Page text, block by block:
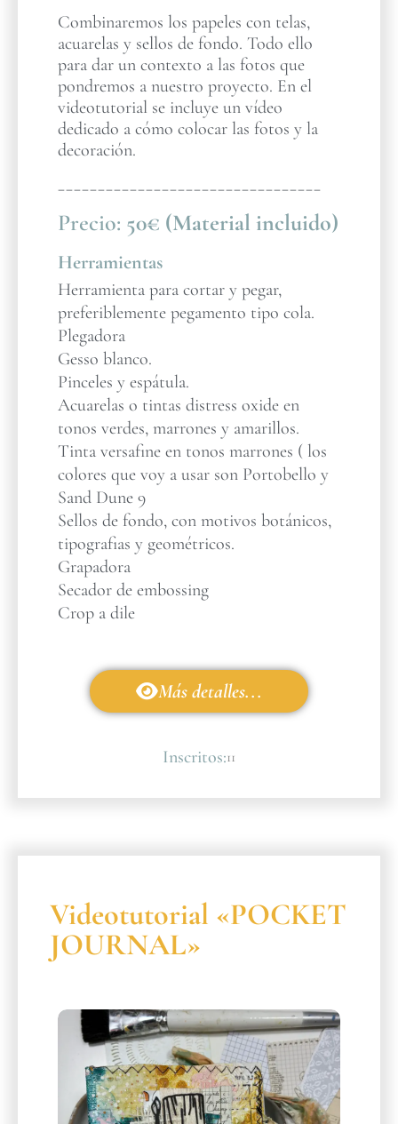
Combinaremos los papeles con telas,
acuarelas y sellos de fondo. Todo ello
para dar un contexto a las fotos que
pondremos a nuestro proyecto. En el
videotutorial se incluye un vídeo
dedicado a cómo colocar las fotos y la
decoración.
_________________________________
Precio: 50€ (Material incluido)
Herramientas
Herramienta para cortar y pegar,
preferiblemente pegamento tipo cola.
Plegadora
Gesso blanco.
Pinceles y espátula.
Acuarelas o tintas distress oxide en
tonos verdes, marrones y amarillos.
Tinta versafine en tonos marrones ( los
colores que voy a usar son Portobello y
Sand Dune 9
Sellos de fondo, con motivos botánicos,
tipografias y geométricos.
Grapadora
Secador de embossing
Crop a dile
Más detalles...
Inscritos:11
Videotutorial «POCKET
JOURNAL»